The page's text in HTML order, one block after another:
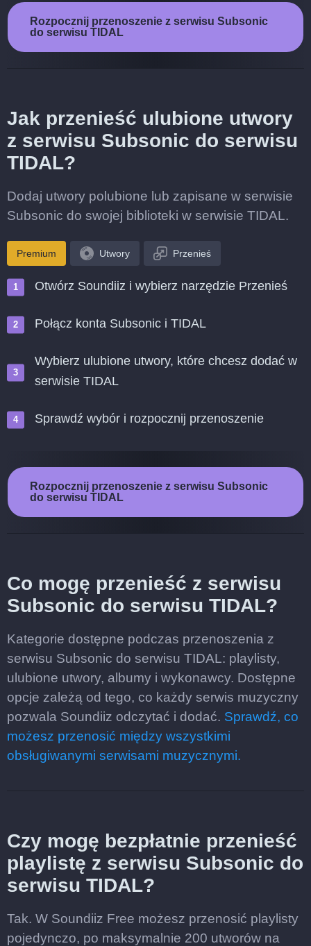
Rozpocznij przenoszenie z serwisu Subsonic
do serwisu TIDAL
Jak przenieść ulubione utwory
z serwisu Subsonic do serwisu
TIDAL?
Dodaj utwory polubione lub zapisane w serwisie
Subsonic do swojej biblioteki w serwisie TIDAL.
Premium Utwory Przenieś
Otwórz Soundiiz i wybierz narzędzie Przenieś
Połącz konta Subsonic i TIDAL
Wybierz ulubione utwory, które chcesz dodać w
serwisie TIDAL
Sprawdź wybór i rozpocznij przenoszenie
Rozpocznij przenoszenie z serwisu Subsonic
do serwisu TIDAL
Co mogę przenieść z serwisu
Subsonic do serwisu TIDAL?
Kategorie dostępne podczas przenoszenia z
serwisu Subsonic do serwisu TIDAL: playlisty,
ulubione utwory, albumy i wykonawcy. Dostępne
opcje zależą od tego, co każdy serwis muzyczny
pozwala Soundiiz odczytać i dodać. Sprawdź, co
możesz przenosić między wszystkimi
obsługiwanymi serwisami muzycznymi.
Czy mogę bezpłatnie przenieść
playlistę z serwisu Subsonic do
serwisu TIDAL?
Tak. W Soundiiz Free możesz przenosić playlisty
pojedynczo, po maksymalnie 200 utworów na